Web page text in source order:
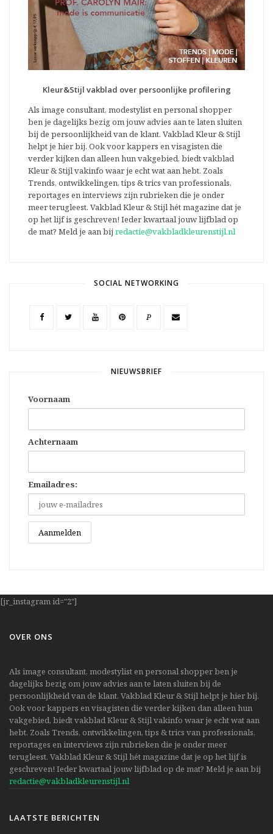
Kleur&Stijl vakblad over persoonlijke profilering
Als image consultant, modestylist en personal shopper
ben je dagelijks bezig om jouw advies aan te laten sluiten
bij de persoonlijkheid van de klant. Vakblad Kleur & Stijl
helpt je hier bij. Ook voor kappers en visagisten die
verder kijken dan alleen hun vakgebied, biedt vakblad
Kleur & Stijl vakinfo waar je echt wat aan hebt. Zoals
Trends, ontwikkelingen, tips & trics van professionals,
reportages en interviews zijn rubrieken die je onder
meer terugleest. Vakblad Kleur & Stijl hét magazine dat je
op het lijf is geschreven! Ieder kwartaal jouw lijfblad op
de mat? Meld je aan bij redactie@vakbladkleurenstijl.nl
SOCIAL NETWORKING
P
NIEUWSBRIEF
Voornaam
Achternaam
Emailadres:
[jr_instagram id="2"]
OVER ONS
Als image consultant, modestylist en personal shopper ben je
dagelijks bezig om jouw advies aan te laten sluiten bij de
persoonlijkheid van de klant. Vakblad Kleur & Stijl helpt je hier bij.
Ook voor kappers en visagisten die verder kijken dan alleen hun
vakgebied, biedt vakblad Kleur & Stijl vakinfo waar je echt wat aan
hebt. Zoals Trends, ontwikkelingen, tips & trics van professionals,
reportages en interviews zijn rubrieken die je onder meer
terugleest. Vakblad Kleur & Stijl hét magazine dat je op het lijf is
geschreven! Ieder kwartaal jouw lijfblad op de mat? Meld je aan bij
redactie@vakbladkleurenstijl.nl
LAATSTE BERICHTEN